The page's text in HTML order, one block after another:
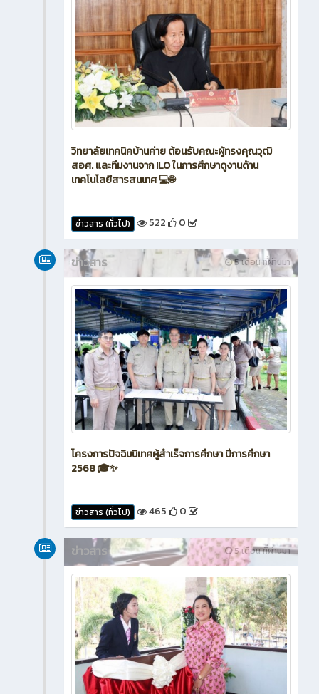
วิทยาลัยเทคนิคบ้านค่าย ต้อนรับคณะผู้ทรงคุณวุฒิ
สอศ. และทีมงานจาก ILO ในการศึกษาดูงานด้าน
เทคโนโลยีสารสนเทศ 💻🌐
ข่าวสาร (ทั่วไป) 522 0
5 เดือน ที่ผ่านมา
ข่าวสาร
โครงการปัจฉิมนิเทศผู้สำเร็จการศึกษา ปีการศึกษา
2568 🎓✨
ข่าวสาร (ทั่วไป) 465 0
5 เดือน ที่ผ่านมา
ข่าวสาร